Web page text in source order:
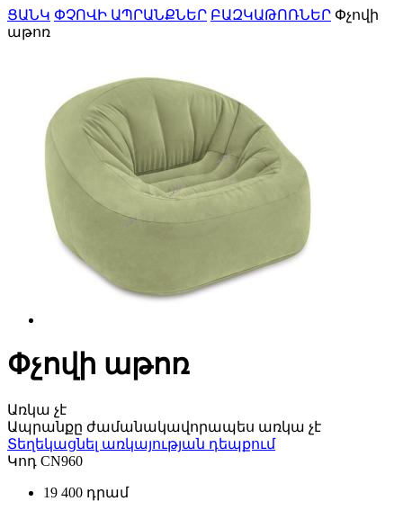
ՑԱՆԿ ՓՉՈՎԻ ԱՊՐԱՆՔՆԵՐ ԲԱԶԿԱԹՈՌՆԵՐ Փչովի
աթոռ
Փչովի աթոռ
Առկա չէ
Ապրանքը ժամանակավորապես առկա չէ
Տեղեկացնել առկայության դեպքում
Կոդ CN960
19 400 դրամ